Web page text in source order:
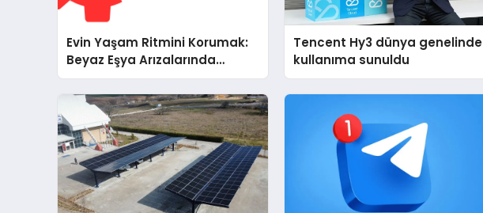
Evin Yaşam Ritmini Korumak:
Beyaz Eşya Arızalarında
Dürüst ve İnsan Odaklı Destek
Tencent Hy3 dünya genelinde
kullanıma sunuldu